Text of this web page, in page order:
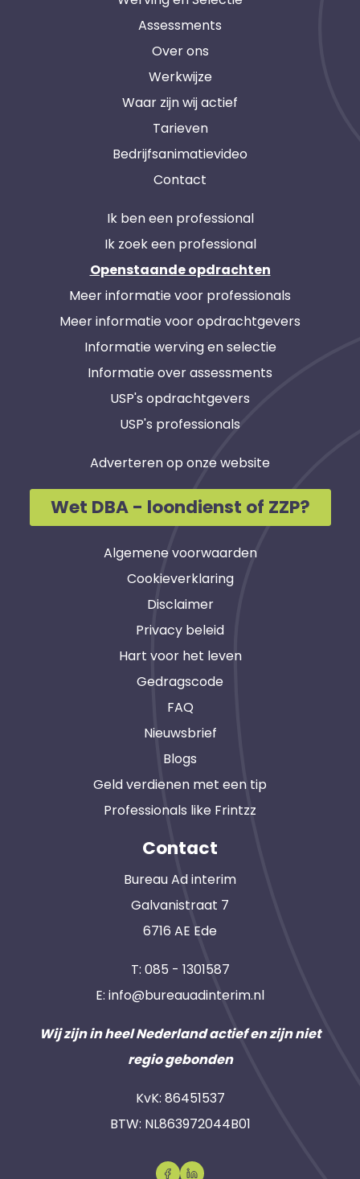
Assessments
Over ons
Werkwijze
Waar zijn wij actief
Tarieven
Bedrijfsanimatievideo
Contact
Ik ben een professional
Ik zoek een professional
Openstaande opdrachten
Meer informatie voor professionals
Meer informatie voor opdrachtgevers
Informatie werving en selectie
Informatie over assessments
USP's opdrachtgevers
USP's professionals
Adverteren op onze website
Wet DBA - loondienst of ZZP?
Algemene voorwaarden
Cookieverklaring
Disclaimer
Privacy beleid
Hart voor het leven
Gedragscode
FAQ
Nieuwsbrief
Blogs
Geld verdienen met een tip
Professionals like Frintzz
Contact
Bureau Ad interim
Galvanistraat 7
6716 AE Ede
T: 085 - 1301587
E: info@bureauadinterim.nl
Wij zijn in heel Nederland actief en zijn niet
regio gebonden
KvK: 86451537
BTW: NL863972044B01